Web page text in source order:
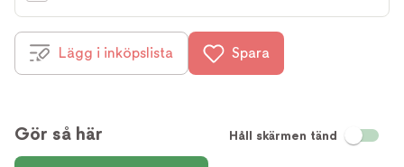
Lägg i inköpslista Spara
Gör så här Håll skärmen tänd